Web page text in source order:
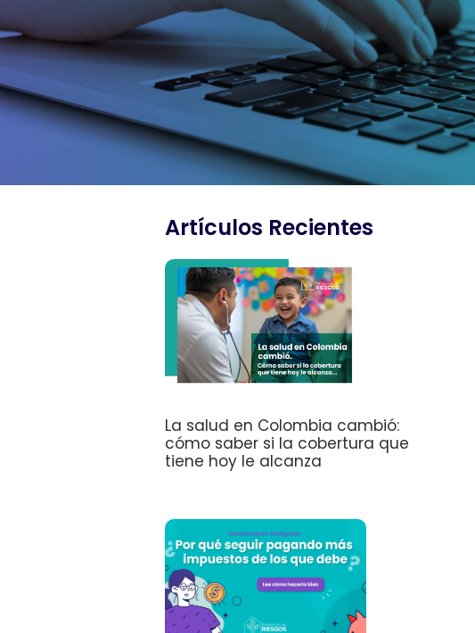
Artículos Recientes
La salud en Colombia cambió:
cómo saber si la cobertura que
tiene hoy le alcanza